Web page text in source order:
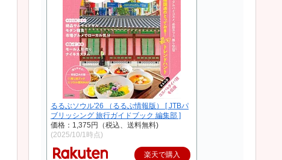
るるぶソウル'26 （るるぶ情報版） [ JTBパ
ブリッシング 旅行ガイドブック 編集部 ]
価格：1,375円（税込、送料無料)
(2025/10/1時点)
楽天で購入